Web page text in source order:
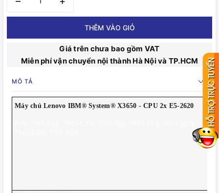
THÊM VÀO GIỎ
Giá trên chưa bao gồm VAT
Miễn phí vận chuyển nội thành Hà Nội và TP.HCM
MÔ TẢ
Máy chủ Lenovo IBM® System® X3650 - CPU 2x E5-2620